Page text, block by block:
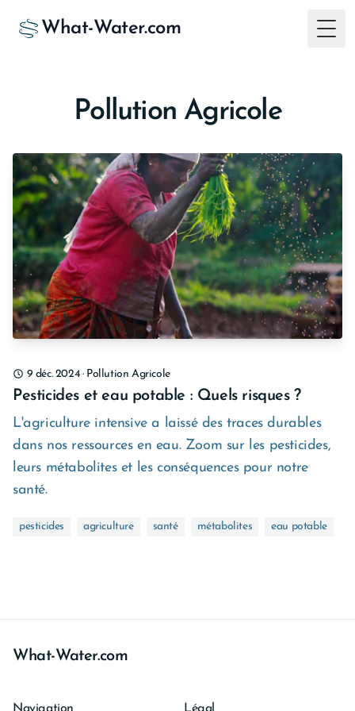
What-Water.com
Pollution Agricole
9 déc. 2024· Pollution Agricole
Pesticides et eau potable : Quels risques ?
L'agriculture intensive a laissé des traces durables
dans nos ressources en eau. Zoom sur les pesticides,
leurs métabolites et les conséquences pour notre
santé.
pesticides agriculture santé métabolites eau potable
What-Water.com